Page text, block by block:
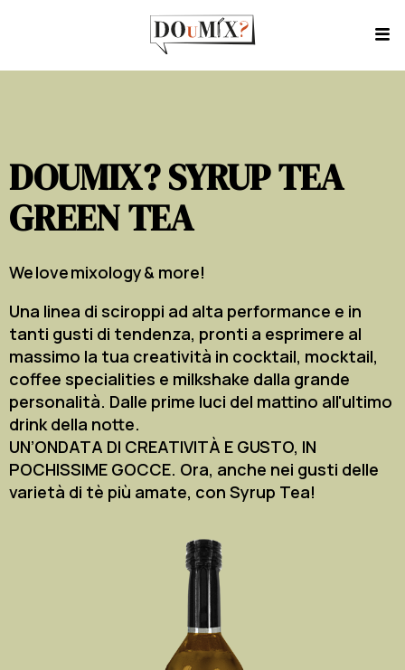
DOUMIX? SYRUP TEA
GREEN TEA
We love mixology & more!
Una linea di sciroppi ad alta performance e in
tanti gusti di tendenza, pronti a esprimere al
massimo la tua creatività in cocktail, mocktail,
coffee specialities e milkshake dalla grande
personalità. Dalle prime luci del mattino all'ultimo
drink della notte.
UN’ONDATA DI CREATIVITÀ E GUSTO, IN
POCHISSIME GOCCE. Ora, anche nei gusti delle
varietà di tè più amate, con Syrup Tea!